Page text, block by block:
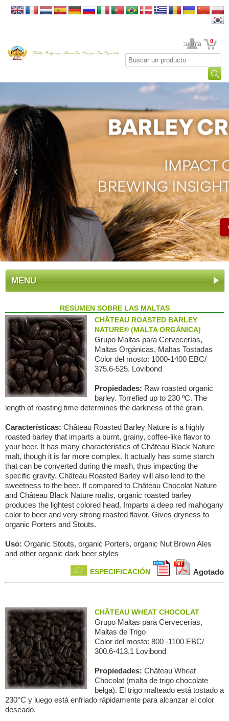
Su cuenta 0
MENU
RESUMEN SOBRE LAS MALTAS
CHÂTEAU ROASTED BARLEY
NATURE® (MALTA ORGÁNICA)
Grupo Maltas para Сervecerías,
Maltas Orgánicas, Maltas Tostadas
Color del mosto: 1000-1400 EBC/
375.6-525. Lovibond
Propiedades: Raw roasted organic
barley. Torrefied up to 230 ºC. The
length of roasting time determines the darkness of the grain.
Características: Château Roasted Barley Nature is a highly
roasted barley that imparts a burnt, grainy, coffee-like flavor to
your beer. It has many characteristics of Château Black Nature
malt, though it is far more complex. It actually has some starch
that can be converted during the mash, thus impacting the
specific gravity. Château Roasted Barley will also lend to the
sweetness to the beer. If compared to Château Chocolat Nature
and Château Black Nature malts, organic roasted barley
produces the lightest colored head. Imparts a deep red mahogany
color to beer and very strong roasted flavor. Gives dryness to
organic Porters and Stouts.
Uso: Organic Stouts, organic Porters, organic Nut Brown Ales
and other organic dark beer styles
ESPECIFICACIÓN Agotado
CHÂTEAU WHEAT CHOCOLAT
Grupo Maltas para Сervecerías,
Maltas de Trigo
Color del mosto: 800 -1100 EBC/
300.6-413.1 Lovibond
Propiedades: Château Wheat
Chocolat (malta de trigo chocolate
belga). El trigo malteado está tostado a
230°C y luego está enfriado rápidamente para alcanzar el color
deseado.